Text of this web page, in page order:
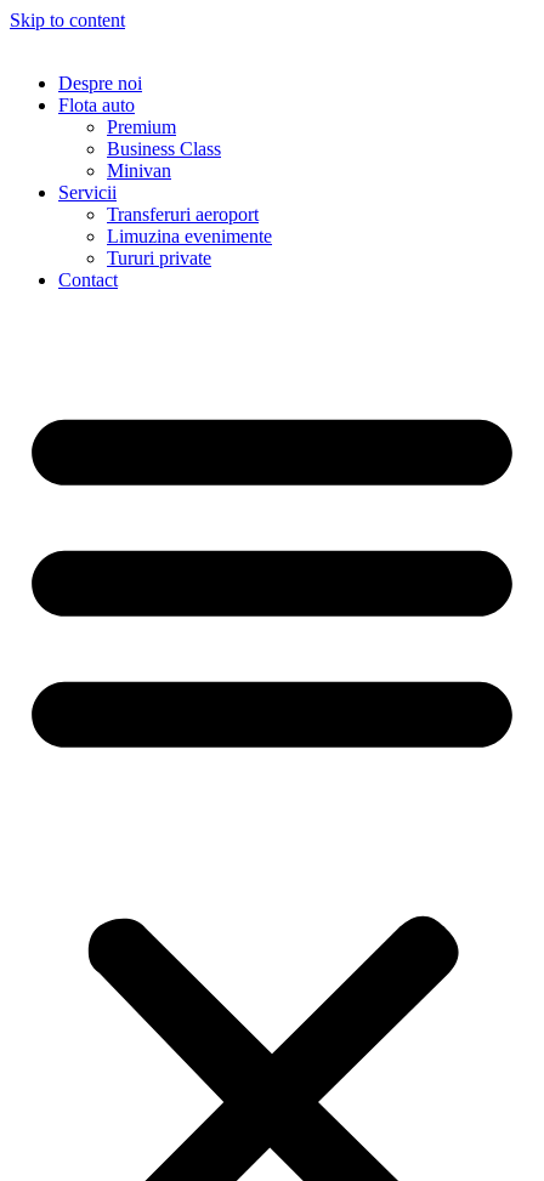
Skip to content
Despre noi
Flota auto
Premium
Business Class
Minivan
Servicii
Transferuri aeroport
Limuzina evenimente
Tururi private
Contact